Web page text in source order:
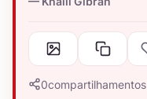
0compartilhamentos